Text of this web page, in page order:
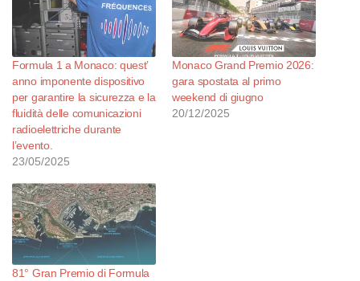
Formula 1 a Monaco: quest’
anno imponente dispositivo
per garantire la sicurezza e la
fluidità delle comunicazioni
radioelettriche durante
l’evento.
23/05/2025
Monaco Grand Premio 2026:
gara spostata al primo
weekend di giugno
20/12/2025
81° Gran Premio di Formula